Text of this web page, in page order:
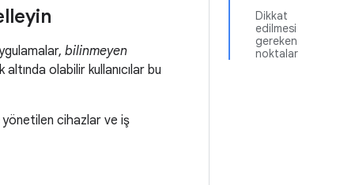
Dikkat
edilmesi
gereken
noktalar
bilinmeyen
olabilir kullanıcılar bu
yönetilen cihazlar ve iş